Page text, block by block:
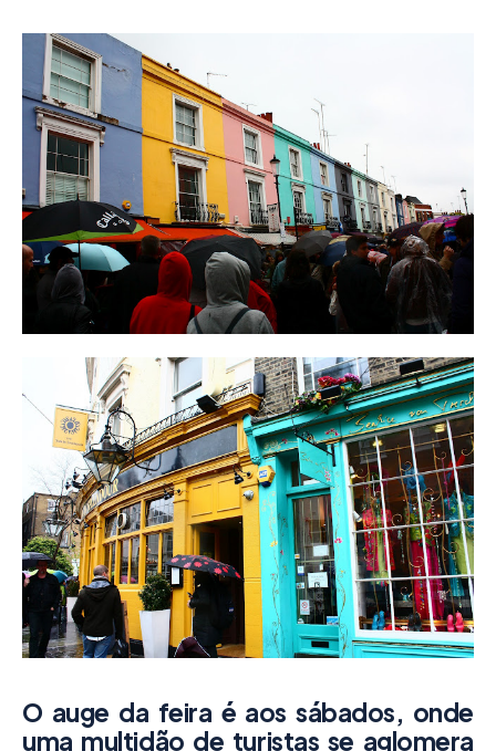
O auge da feira é aos sábados, onde
uma multidão de turistas se aglomera